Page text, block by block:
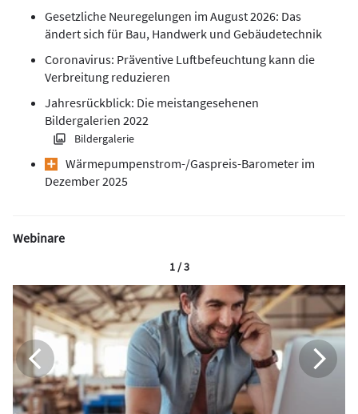
Gesetzliche Neuregelungen im August 2026: Das
ändert sich für Bau, Handwerk und Gebäudetechnik
Coronavirus: Präventive Luftbefeuchtung kann die
Verbreitung reduzieren
Jahresrückblick: Die meistangesehenen
Bildergalerien 2022
Bildergalerie
Wärmepumpen­strom-/Gas­preis­-Baro­meter im
Dezember 2025
Webinare
1 / 3